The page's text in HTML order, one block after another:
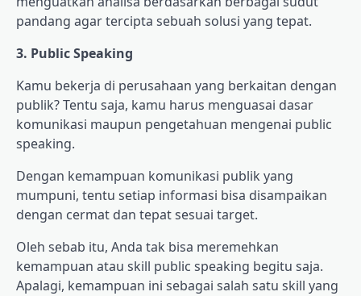
pandang agar tercipta sebuah solusi yang tepat.
3. Public Speaking
Kamu bekerja di perusahaan yang berkaitan dengan
publik? Tentu saja, kamu harus menguasai dasar
komunikasi maupun pengetahuan mengenai public
speaking.
Dengan kemampuan komunikasi publik yang
mumpuni, tentu setiap informasi bisa disampaikan
dengan cermat dan tepat sesuai target.
Oleh sebab itu, Anda tak bisa meremehkan
kemampuan atau skill public speaking begitu saja.
Apalagi, kemampuan ini sebagai salah satu skill yang